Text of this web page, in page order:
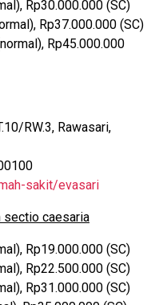
Rp30.000.000 (SC)
Rp37.000.000 (SC)
Rp45.000.000
RW.3, Rawasari,
sakit/evasari
sectio caesaria
Rp19.000.000 (SC)
Rp22.500.000 (SC)
Rp31.000.000 (SC)